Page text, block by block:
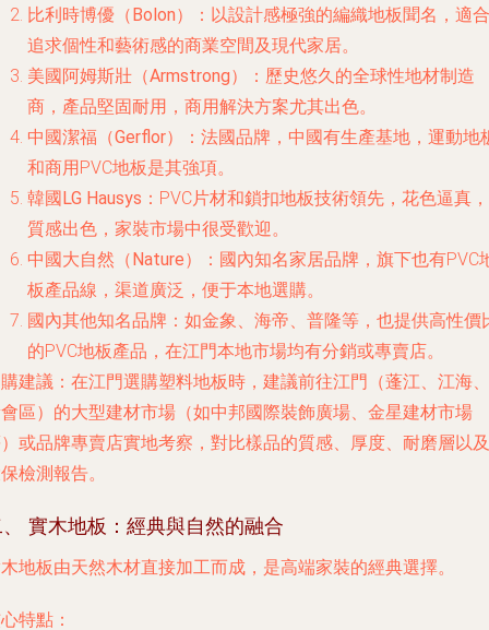
比利時博優（Bolon）
：以設計感極強的編織地板聞名，適合
追求個性和藝術感的商業空間及現代家居。
美國阿姆斯壯（Armstrong）
：歷史悠久的全球性地材制造
商，產品堅固耐用，商用解決方案尤其出色。
中國潔福（Gerflor）
：法國品牌，中國有生產基地，運動地
和商用PVC地板是其強項。
韓國LG Hausys ：PVC片材和鎖扣地板技術領先，花色逼真，
質感出色，家裝市場中很受歡迎。
中國大自然（Nature）
：國內知名家居品牌，旗下也有PVC
板產品線，渠道廣泛，便于本地選購。
國內其他知名品牌 ：如金象、 海帝、 普隆等，也提供高性價
的PVC地板產品，在江門本地市場均有分銷或專賣店。
建議 ：在江門選購塑料地板時，建議前往江門（蓬江、江海、
區）的大型建材市場 （如中邦國際裝飾廣場、金星建材市場
或品牌專賣店實地考察，對比樣品的質感、厚度、耐磨層以及
檢測報告。
實木地板：經典與自然的融合
地板由天然木材直接加工而成，是高端家裝的經典選擇。
特點：